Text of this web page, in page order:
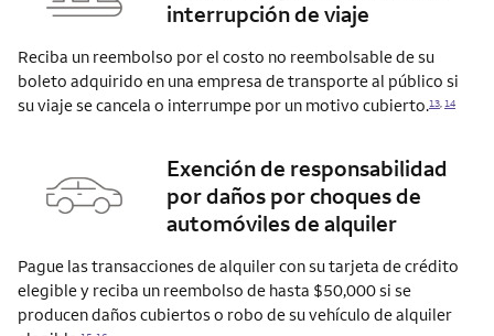
interrupción de viaje
Reciba un reembolso por el costo no reembolsable de su
boleto adquirido en una empresa de transporte al público si
su viaje se cancela o interrumpe por un motivo cubierto.13 14
Exención de responsabilidad
por daños por choques de
automóviles de alquiler
Pague las transacciones de alquiler con su tarjeta de crédito
elegible y reciba un reembolso de hasta $50,000 si se
producen daños cubiertos o robo de su vehículo de alquiler